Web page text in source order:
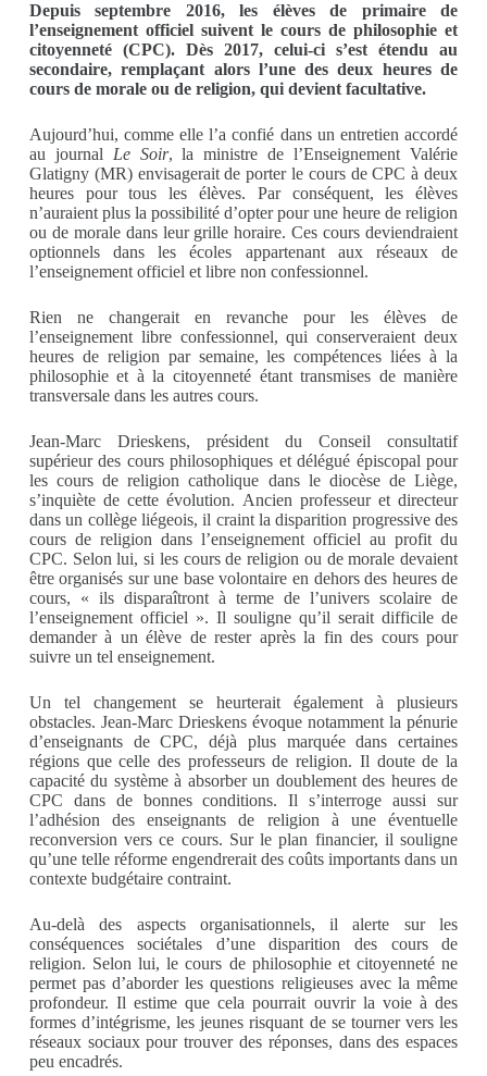
Depuis septembre 2016, les élèves de primaire de
l’enseignement officiel suivent le cours de philosophie et
citoyenneté (CPC). Dès 2017, celui-ci s’est étendu au
secondaire, remplaçant alors l’une des deux heures de
cours de morale ou de religion, qui devient facultative.
Aujourd’hui, comme elle l’a confié dans un entretien accordé
au journal Le Soir, la ministre de l’Enseignement Valérie
Glatigny (MR) envisagerait de porter le cours de CPC à deux
heures pour tous les élèves. Par conséquent, les élèves
n’auraient plus la possibilité d’opter pour une heure de religion
ou de morale dans leur grille horaire. Ces cours deviendraient
optionnels dans les écoles appartenant aux réseaux de
l’enseignement officiel et libre non confessionnel.
Rien ne changerait en revanche pour les élèves de
l’enseignement libre confessionnel, qui conserveraient deux
heures de religion par semaine, les compétences liées à la
philosophie et à la citoyenneté étant transmises de manière
transversale dans les autres cours.
Jean-Marc Drieskens, président du Conseil consultatif
supérieur des cours philosophiques et délégué épiscopal pour
les cours de religion catholique dans le diocèse de Liège,
s’inquiète de cette évolution. Ancien professeur et directeur
dans un collège liégeois, il craint la disparition progressive des
cours de religion dans l’enseignement officiel au profit du
CPC. Selon lui, si les cours de religion ou de morale devaient
être organisés sur une base volontaire en dehors des heures de
cours, « ils disparaîtront à terme de l’univers scolaire de
l’enseignement officiel ». Il souligne qu’il serait difficile de
demander à un élève de rester après la fin des cours pour
suivre un tel enseignement.
Un tel changement se heurterait également à plusieurs
obstacles. Jean-Marc Drieskens évoque notamment la pénurie
d’enseignants de CPC, déjà plus marquée dans certaines
régions que celle des professeurs de religion. Il doute de la
capacité du système à absorber un doublement des heures de
CPC dans de bonnes conditions. Il s’interroge aussi sur
l’adhésion des enseignants de religion à une éventuelle
reconversion vers ce cours. Sur le plan financier, il souligne
qu’une telle réforme engendrerait des coûts importants dans un
contexte budgétaire contraint.
Au-delà des aspects organisationnels, il alerte sur les
conséquences sociétales d’une disparition des cours de
religion. Selon lui, le cours de philosophie et citoyenneté ne
permet pas d’aborder les questions religieuses avec la même
profondeur. Il estime que cela pourrait ouvrir la voie à des
formes d’intégrisme, les jeunes risquant de se tourner vers les
réseaux sociaux pour trouver des réponses, dans des espaces
peu encadrés.